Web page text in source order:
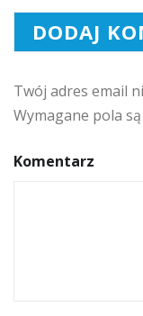
DODAJ
Twój adres email
Wymagane pola
Komentarz